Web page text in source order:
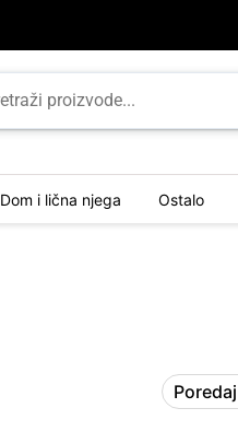
Dom i lična njega Ostalo